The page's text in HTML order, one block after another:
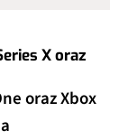
X oraz
oraz Xbox